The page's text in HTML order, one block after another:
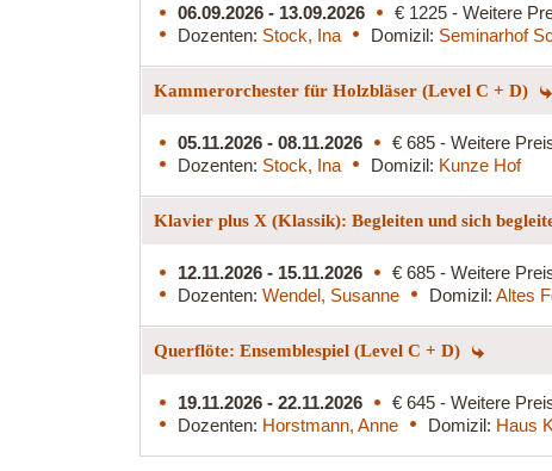
06.09.2026 - 13.09.2026
€ 1225 - Weitere
Dozenten: Stock, Ina Domizil: Seminarhof
Kammerorchester für Holzbläser (Level C + D)
05.11.2026 - 08.11.2026
€ 685 - Weitere
Dozenten: Stock, Ina Domizil: Kunze Hof
Klavier plus X (Klassik): Begleiten und sich
12.11.2026 - 15.11.2026
€ 685 - Weitere
Dozenten: Wendel, Susanne Domizil: Altes
Querflöte: Ensemblespiel (Level C + D)
19.11.2026 - 22.11.2026
€ 645 - Weitere
Dozenten: Horstmann, Anne Domizil: Haus